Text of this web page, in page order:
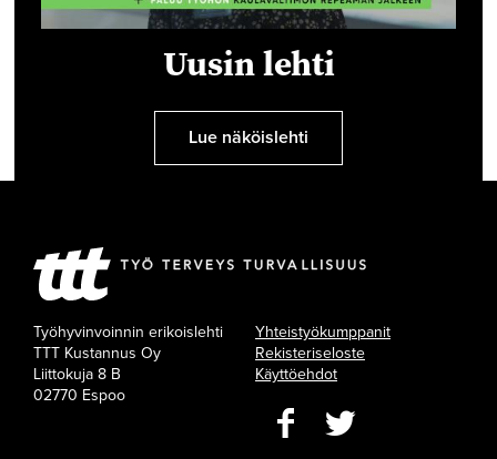
Uusin lehti
Lue näköislehti
Työhyvinvoinnin erikoislehti
TTT Kustannus Oy
Liittokuja 8 B
02770 Espoo
Yhteistyökumppanit
Rekisteriseloste
Käyttöehdot